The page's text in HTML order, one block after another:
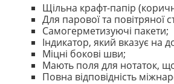
Щільна крафт-папір
Для парової та повітряної
Самогерметизуючі пакети;
Індикатор, який вказує на
Міцні бокові шви;
Мають поля для нотаток,
Повна відповідність